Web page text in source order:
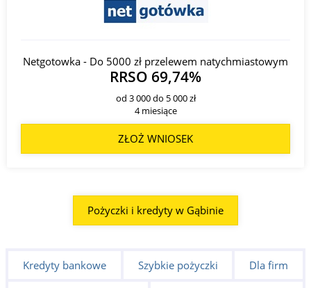
Netgotowka - Do 5000 zł przelewem natychmiastowym
RRSO 69,74%
od 3 000 do 5 000 zł
4 miesiące
ZŁOŻ WNIOSEK
Pożyczki i kredyty w Gąbinie
Kredyty bankowe Szybkie pożyczki Dla firm